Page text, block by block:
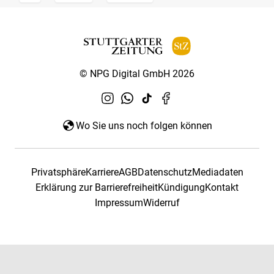
© NPG Digital GmbH 2026
Wo Sie uns noch folgen können
PrivatsphäreKarriereAGBDatenschutzMediadaten
Erklärung zur BarrierefreiheitKündigungKontakt
ImpressumWiderruf